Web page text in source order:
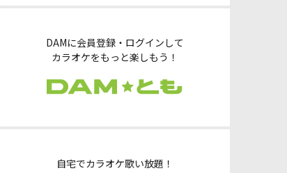
DAMに会員登録・ログインして
カラオケをもっと楽しもう！
自宅でカラオケ歌い放題！